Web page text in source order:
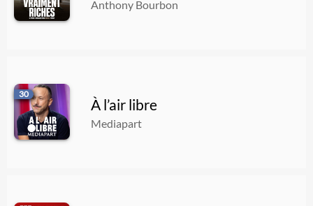
Anthony Bourbon
30
À l’air libre
Mediapart